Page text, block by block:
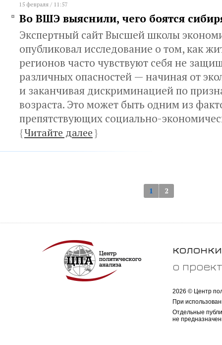
15 февраля / 11:57
Во ВШЭ выяснили, чего боятся
Экспертный сайт Высшей школы
опубликовал исследование о том, как
регионов часто чувствуют себя не
различных опасностей — начиная от
и заканчивая дискриминацией по
возраста. Это может быть одним из
препятствующих социально-
{Читайте далее}
1 2
колонки
о
2026 © Центр
При
Отдельные
не